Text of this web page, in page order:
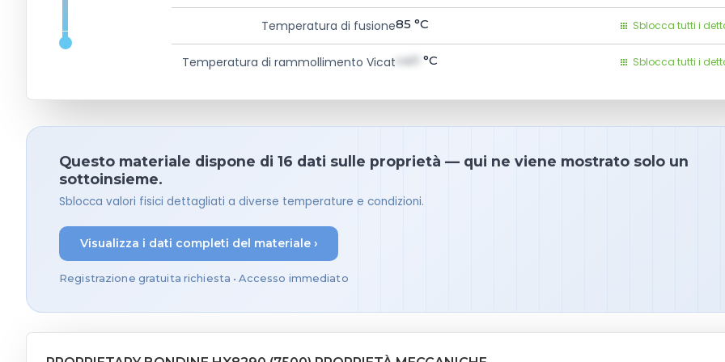
Temperatura di fusione85 °C Sblocca tutti i
Temperatura di rammollimento Vicat val1 °C Sblocca tutti i
Questo materiale dispone di 16 dati sulle proprietà — qui ne viene mostrato solo un
sottoinsieme.
Sblocca valori fisici dettagliati a diverse temperature e condizioni.
Visualizza i dati completi del materiale ›
Registrazione gratuita richiesta • Accesso immediato